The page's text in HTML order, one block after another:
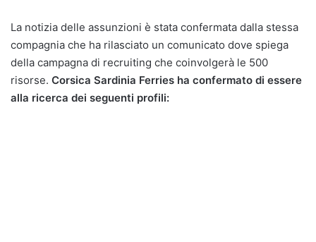
La notizia delle assunzioni è stata confermata dalla stessa
compagnia che ha rilasciato un comunicato dove spiega
della campagna di recruiting che coinvolgerà le 500
risorse. Corsica Sardinia Ferries ha confermato di essere
alla ricerca dei seguenti profili: